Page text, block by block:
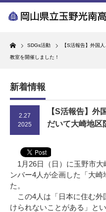
Home
SDGs活動 【S活報告】外国
教室を開催しました！
新着情報
2.27
2025
【S活報告】外
だいて大崎地区
1月26日（日）に玉野市大
ンバー4人が企画した「大
た。
この4人は「日本に住む外
けられないことがある」と